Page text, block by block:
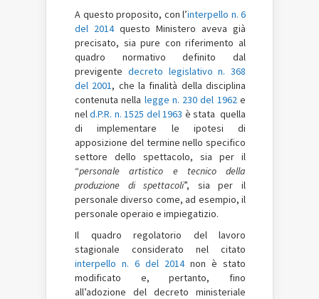
A questo proposito, con l’interpello n. 6
del 2014questo Ministero aveva già
precisato, sia pure con riferimento al
quadro normativo definito dal
previgente decreto legislativo n. 368
del 2001, che la finalità della disciplina
contenuta nella legge n. 230 del 1962e
neld.P.R. n. 1525 del 1963 è stata quella
di implementare le ipotesi di
apposizione del termine nello specifico
settore dello spettacolo, sia per il
“personale artistico e tecnico della
produzione di spettacoli”, sia per il
personale diverso come, ad esempio, il
personale operaio e impiegatizio.
Il quadro regolatorio del lavoro
stagionale considerato nel citato
interpello n. 6 del 2014non è stato
modificato e, pertanto, fino
all’adozione del decreto ministeriale